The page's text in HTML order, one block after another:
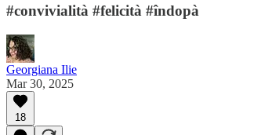
#convivialità #felicità #îndopà
Georgiana Ilie
Mar 30, 2025
18